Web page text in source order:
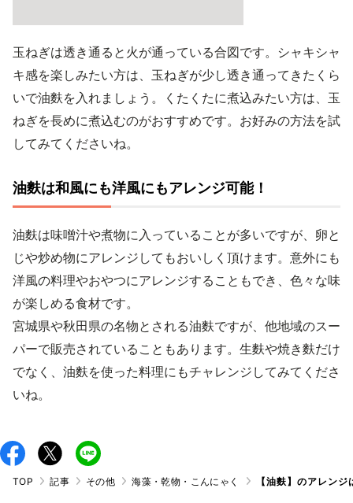
玉ねぎは透き通ると火が通っている合図です。シャキシャ
キ感を楽しみたい方は、玉ねぎが少し透き通ってきたくら
いで油麩を入れましょう。くたくたに煮込みたい方は、玉
ねぎを長めに煮込むのがおすすめです。お好みの方法を試
してみてくださいね。
油麩は和風にも洋風にもアレンジ可能！
油麩は味噌汁や煮物に入っていることが多いですが、卵と
じや炒め物にアレンジしてもおいしく頂けます。意外にも
洋風の料理やおやつにアレンジすることもでき、色々な味
が楽しめる食材です。
宮城県や秋田県の名物とされる油麩ですが、他地域のスー
パーで販売されていることもあります。生麩や焼き麩だけ
でなく、油麩を使った料理にもチャレンジしてみてくださ
いね。
TOP 記事 その他 海藻・乾物・こんにゃく 【油麩】のアレン